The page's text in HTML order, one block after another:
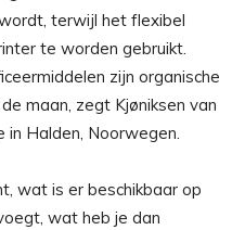
terwijl het flexibel
te worden gebruikt.
zijn organische
maan, zegt Kjøniksen van
Halden, Noorwegen.
wat is er beschikbaar op
wat heb je dan